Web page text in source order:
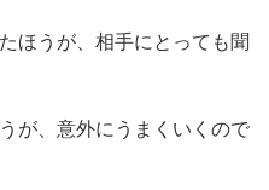
ほうが、相手にとっても聞
が、意外にうまくいくので